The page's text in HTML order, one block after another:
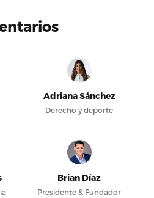
Adriana Sánchez
Derecho y deporte
Brian Díaz
Presidente & Fundador